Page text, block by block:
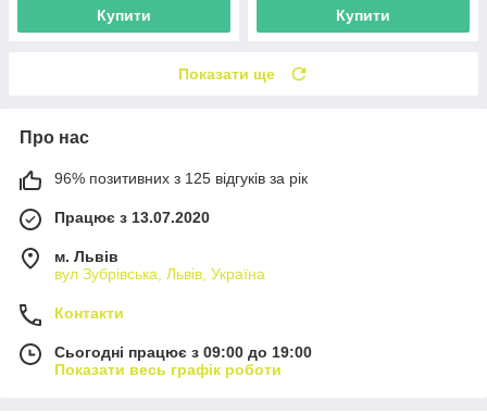
Купити Купити
Показати ще
Про нас
96% позитивних з 125 відгуків за рік
Працює з 13.07.2020
м. Львів
вул Зубрівська, Львів, Україна
Контакти
Сьогодні працює з 09:00 до 19:00
Показати весь графік роботи